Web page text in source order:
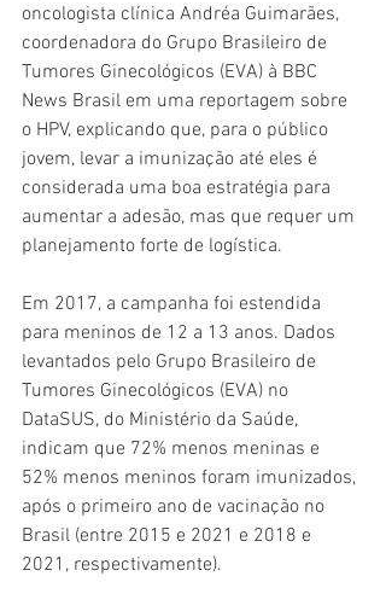
oncologista clínica Andréa Guimarães,
coordenadora do Grupo Brasileiro de
Tumores Ginecológicos (EVA) à BBC
News Brasil em uma reportagem sobre
o HPV, explicando que, para o público
jovem, levar a imunização até eles é
considerada uma boa estratégia para
aumentar a adesão, mas que requer um
planejamento forte de logística.
Em 2017, a campanha foi estendida
para meninos de 12 a 13 anos. Dados
levantados pelo Grupo Brasileiro de
Tumores Ginecológicos (EVA) no
DataSUS, do Ministério da Saúde,
indicam que 72% menos meninas e
52% menos meninos foram imunizados,
após o primeiro ano de vacinação no
Brasil (entre 2015 e 2021 e 2018 e
2021, respectivamente).